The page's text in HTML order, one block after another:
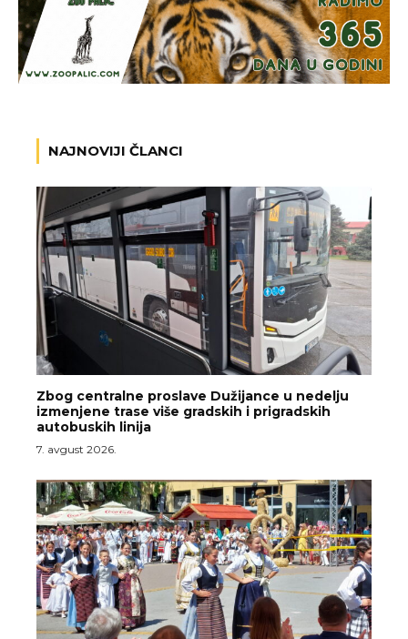
NAJNOVIJI ČLANCI
Zbog centralne proslave Dužijance u nedelju
izmenjene trase više gradskih i prigradskih
autobuskih linija
7. avgust 2026.